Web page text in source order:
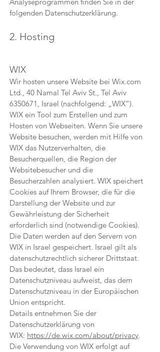
folgenden Datenschutzerklärung.
2. Hosting
WIX
Wir hosten unsere Website bei Wix.com
Ltd., 40 Namal Tel Aviv St., Tel Aviv
6350671 , Israel (nachfolgend: „WIX“).
WIX ein Tool zum Erstellen und zum
Hosten von Webseiten. Wenn Sie unsere
Website besuchen, werden mit Hilfe von
WIX das Nutzerverhalten, die
Besucherquellen, die Region der
Websitebesucher und die
Besucherzahlen analysiert. WIX speichert
Cookies auf Ihrem Browser, die für die
Darstellung der Website und zur
Gewährleistung der Sicherheit
erforderlich sind (notwendige Cookies).
Die Daten werden auf den Servern von
WIX in Israel gespeichert. Israel gilt als
datenschutzrechtlich sicherer Drittstaat.
Das bedeutet, dass Israel ein
Datenschutzniveau aufweist, das dem
Datenschutzniveau in der Europäischen
Union entspricht.
Details entnehmen Sie der
Datenschutzerklärung von
WIX: https://de.wix.com/about/privacy.
Die Verwendung von WIX erfolgt auf